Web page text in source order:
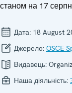
станом на 17
Дата: 18 August
Джерело: OSCE
Видавець:
Наша діяльність: